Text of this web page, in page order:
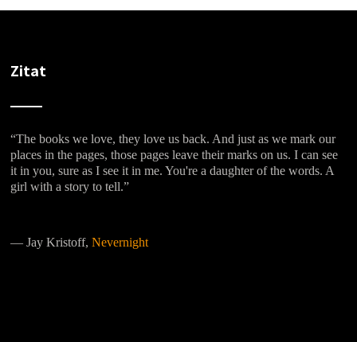
Zitat
“The books we love, they love us back. And just as we mark our
places in the pages, those pages leave their marks on us. I can see
it in you, sure as I see it in me. You're a daughter of the words. A
girl with a story to tell.”
―Jay Kristoff,Nevernight